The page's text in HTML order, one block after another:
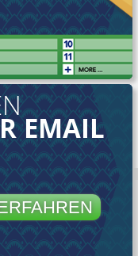
EMAIL